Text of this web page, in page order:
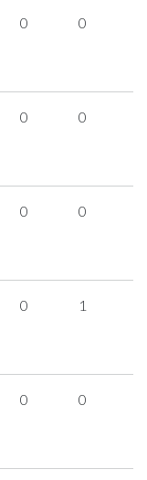
0 0
0 0
0 0
0 1
0 0